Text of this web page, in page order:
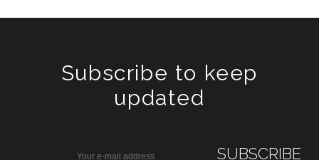
Subscribe to keep
updated